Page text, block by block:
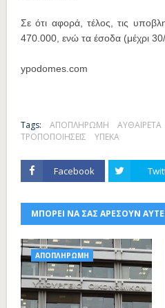
Σε ότι αφορά, τέλος, τις
470.000, ενώ τα έσοδα (μέχρι
ypodomes.com
Tags: ΑΠΟΠΛΗΡΩΜΗ ΑΥΘΑΙΡΕΤΑ
ΤΡΟΠΟΠΟΙΗΣΕΙΣ
ΥΠΕΚΑ
Facebook
ΜΠΟΡΕΙ ΝΑ ΣΑΣ ΑΡΕΣΟΥΝ
ΑΠΟΠΛΗΡΩΜΗ